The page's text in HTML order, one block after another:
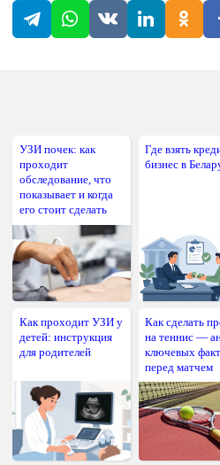
УЗИ почек: как
проходит
обследование, что
показывает и когда
его стоит сделать
Где взять
бизнес в
Как проходит УЗИ у
детей: инструкция
для родителей
Как сделать
на теннис —
ключевых
перед матчем